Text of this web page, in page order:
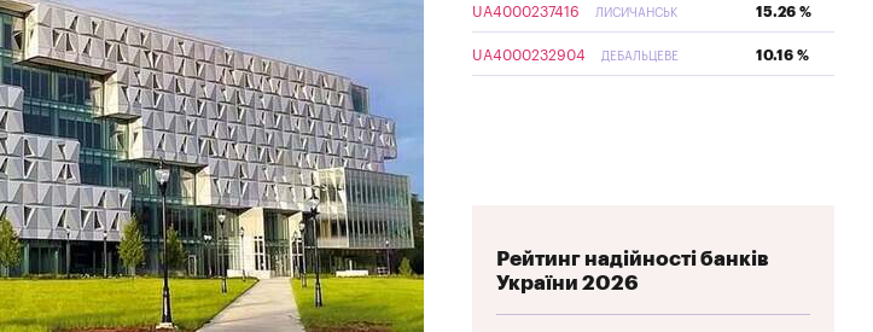
UA4000237416 ЛИСИЧАНСЬК 15.26 %
UA4000232904 ДЕБАЛЬЦЕВЕ 10.16 %
Рейтинг надійності банків
України 2026